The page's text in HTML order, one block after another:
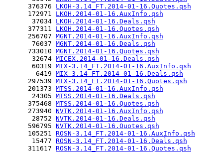
      376376
LKOH-3.14_FT.2014-01-16.Quotes.qsh
      172971
LKOH.2014-01-16.AuxInfo.qsh
       37034
LKOH.2014-01-16.Deals.qsh
      377311
LKOH.2014-01-16.Quotes.qsh
      256707
MGNT.2014-01-16.AuxInfo.qsh
       76037
MGNT.2014-01-16.Deals.qsh
      733010
MGNT.2014-01-16.Quotes.qsh
       32674
MICEX.2014-01-16.Deals.qsh
       60319
MIX-3.14_FT.2014-01-16.AuxInfo.qsh
        6419
MIX-3.14_FT.2014-01-16.Deals.qsh
      297539
MIX-3.14_FT.2014-01-16.Quotes.qsh
      201373
MTSS.2014-01-16.AuxInfo.qsh
       24305
MTSS.2014-01-16.Deals.qsh
      375468
MTSS.2014-01-16.Quotes.qsh
      273940
NVTK.2014-01-16.AuxInfo.qsh
       28752
NVTK.2014-01-16.Deals.qsh
      596795
NVTK.2014-01-16.Quotes.qsh
      105251
ROSN-3.14_FT.2014-01-16.AuxInfo.qsh
       15477
ROSN-3.14_FT.2014-01-16.Deals.qsh
      311617
ROSN-3.14_FT.2014-01-16.Quotes.qsh